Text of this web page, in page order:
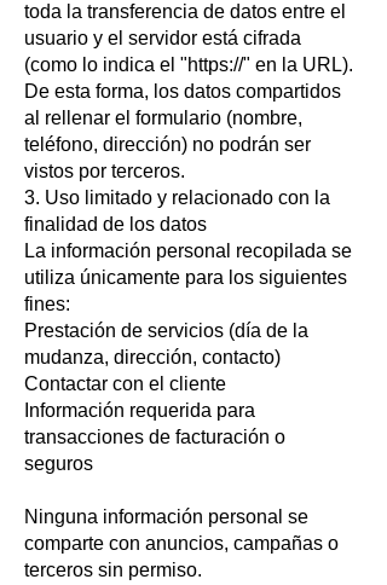
toda la transferencia de datos entre el
usuario y el servidor está cifrada
(como lo indica el "https://" en la URL).
De esta forma, los datos compartidos
al rellenar el formulario (nombre,
teléfono, dirección) no podrán ser
vistos por terceros.
3. Uso limitado y relacionado con la
finalidad de los datos
La información personal recopilada se
utiliza únicamente para los siguientes
fines:
Prestación de servicios (día de la
mudanza, dirección, contacto)
Contactar con el cliente
Información requerida para
transacciones de facturación o
seguros
Ninguna información personal se
comparte con anuncios, campañas o
terceros sin permiso.